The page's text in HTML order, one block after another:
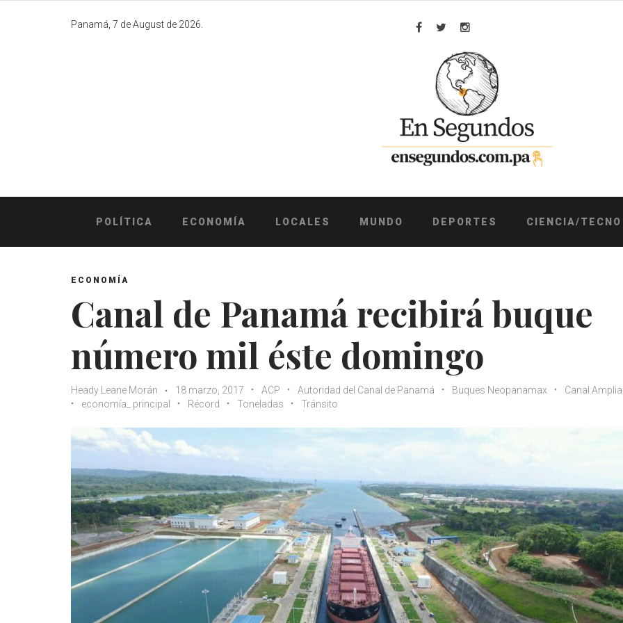
Panamá, 7 de August de 2026.
Facebook
TwitterInstagram
POLÍTICA ECONOMÍA LOCALES MUNDO DEPORTES CIENCIA/TECNO
ECONOMÍA
Canal de Panamá recibirá buque
número mil éste domingo
Heady Leane Morán 18 marzo, 2017 ACP Autoridad del Canal de Panamá Buques Neopanamax
Canal
economía_ principal
Récord Toneladas Tránsito